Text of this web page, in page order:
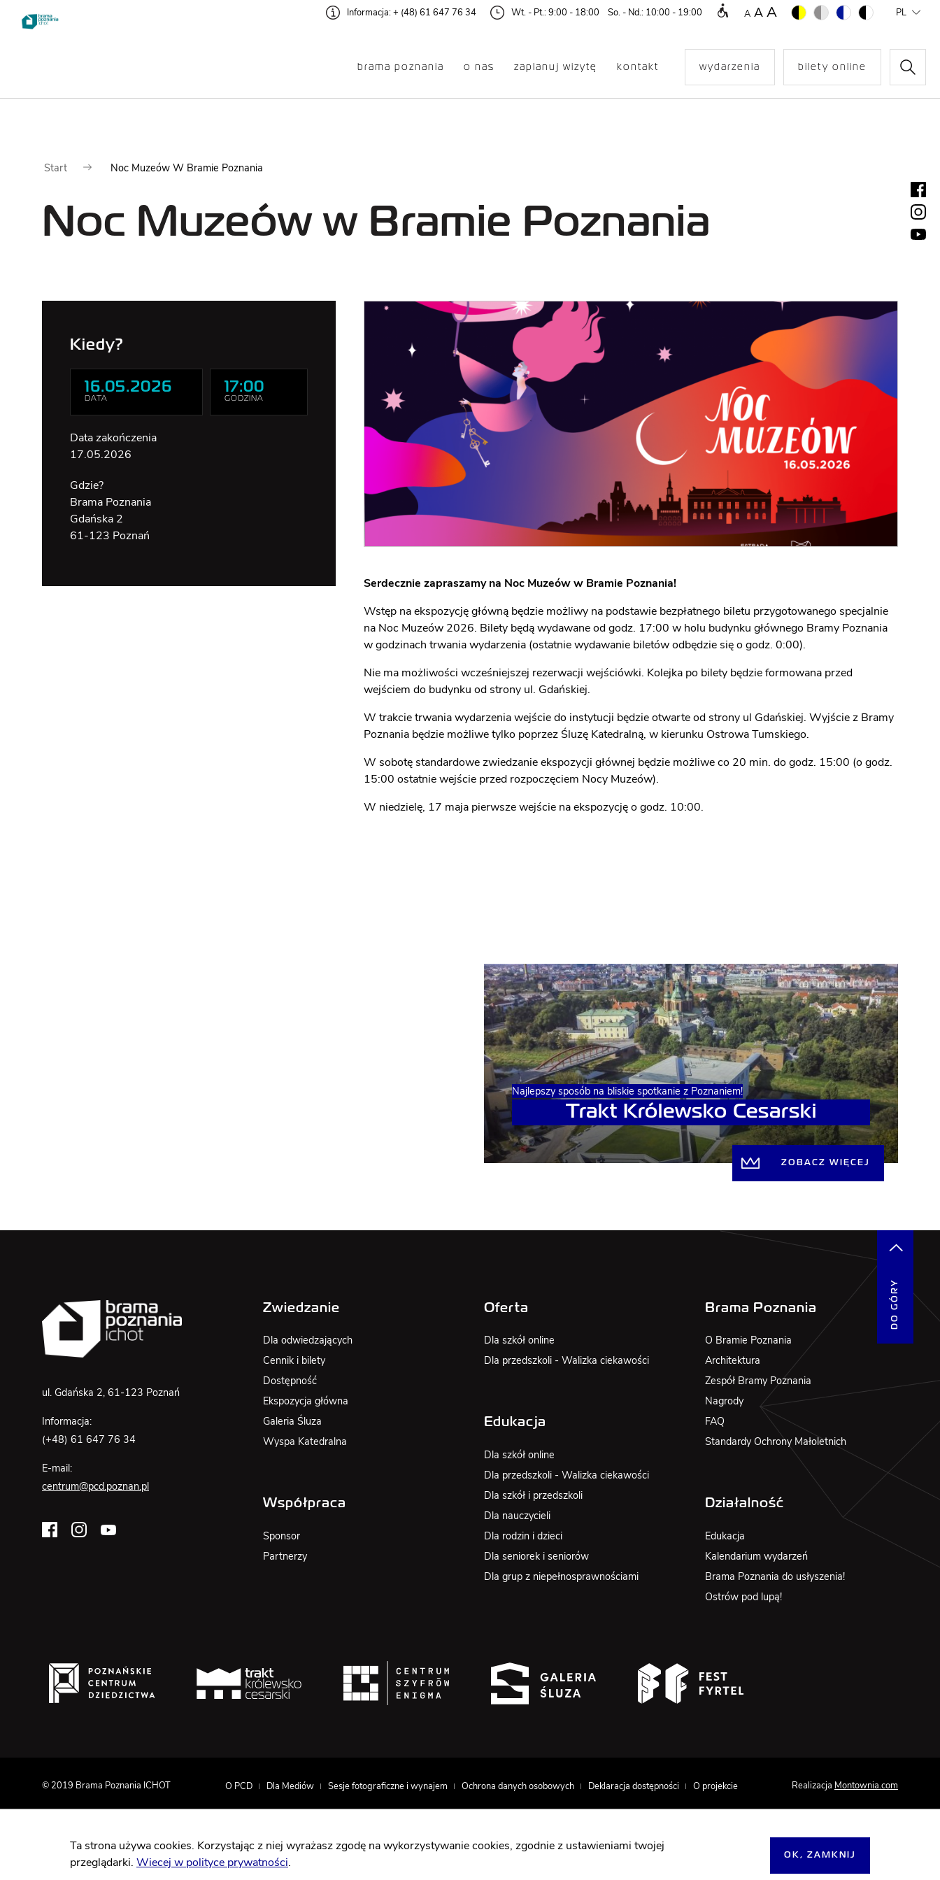
odwiedzających
NAJWAŻNIEJSZE
INFORMACJE
DLA SZKÓŁ
I PRZEDSZKOLI
ZWIEDZANIE
GRUPOWE
LATO - OFERTA DLA
GRUP
ZORGANIZOWANYCH
Informacja:+ (48) 61 647 76 34 Wt. - Pt.: 9:00 - 18:00 So. - Nd.: 10:00 - 19:00 A A A PL
brama poznania o nas zaplanuj wizytę kontakt wydarzenia bilety online
Start Noc Muzeów W Bramie Poznania
Noc Muzeów w Bramie Poznania
Serdecznie zapraszamy na Noc Muzeów w Bramie Poznania!
Wstęp na ekspozycję główną będzie możliwy na podstawie bezpłatnego biletu przygotowanego specjalnie
na Noc Muzeów 2026. Bilety będą wydawane od godz. 17:00 w holu budynku głównego Bramy Poznania
w godzinach trwania wydarzenia (ostatnie wydawanie biletów odbędzie się o godz. 0:00).
Nie ma możliwości wcześniejszej rezerwacji wejściówki. Kolejka po bilety będzie formowana przed
wejściem do budynku od strony ul. Gdańskiej.
W trakcie trwania wydarzenia wejście do instytucji będzie otwarte od strony ul Gdańskiej. Wyjście z Bramy
Poznania będzie możliwe tylko poprzez Śluzę Katedralną, w kierunku Ostrowa Tumskiego.
W sobotę standardowe zwiedzanie ekspozycji głównej będzie możliwe co 20 min. do godz. 15:00 (o godz.
15:00 ostatnie wejście przed rozpoczęciem Nocy Muzeów).
W niedzielę, 17 maja pierwsze wejście na ekspozycję o godz. 10:00.
Kiedy?
16.05.2026
DATA
17:00
GODZINA
Data zakończenia
17.05.2026
Gdzie?
Brama Poznania
Gdańska 2
61-123 Poznań
Najlepszy sposób na bliskie spotkanie z Poznaniem!
Trakt Królewsko Cesarski
ZOBACZ WIĘCEJ
ul. Gdańska 2, 61-123 Poznań
Informacja:
(+48) 61 647 76 34
E-mail:
centrum@pcd.poznan.pl
Zwiedzanie
Dla odwiedzających
Cennik i bilety
Dostępność
Ekspozycja główna
Galeria Śluza
Wyspa Katedralna
Współpraca
Sponsor
Partnerzy
Oferta
Dla szkół online
Dla przedszkoli - Walizka ciekawości
Edukacja
Dla szkół online
Dla przedszkoli - Walizka ciekawości
Dla szkół i przedszkoli
Dla nauczycieli
Dla rodzin i dzieci
Dla seniorek i seniorów
Dla grup z niepełnosprawnościami
Brama Poznania
O Bramie Poznania
Architektura
Zespół Bramy Poznania
Nagrody
FAQ
Standardy Ochrony Małoletnich
Działalność
Edukacja
Kalendarium wydarzeń
Brama Poznania do usłyszenia!
Ostrów pod lupą!
DO GÓRY
© 2019 Brama Poznania ICHOT O PCD Dla Mediów Sesje fotograficzne i wynajem Ochrona danych osobowych Deklaracja dostępności O projekcie Realizacja Montownia.com
Projekt współfinansowany jest ze środków Europejskiego Funduszu Rozwoju Regionalnego w ramach działania 6.4
Programu Operacyjnego Innowacyjna Gospodarka 2007-2013.
OK, ZAMKNIJ
Ta strona używa cookies. Korzystając z niej wyrażasz zgodę na wykorzystywanie cookies, zgodnie z ustawieniami twojej
przeglądarki. Wiecej w polityce prywatności.